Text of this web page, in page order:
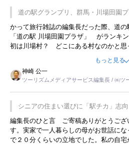
道の駅グランプリ、群馬・川場田園
かって旅行雑誌の編集長だった際、道
「道の駅 川場田園プラザ」 がランキ
初は川場村？ どこにある村なのかと思
永井 彰一社長にインタビューしたら、
した。プレゼンも巧みで、今でも思い
は、従業員に東京ディズニーランドを
の何かを理解してもらっていることで
プレミアムヨーグルトを販売するにあ
です。永井社長は、駐車場に都内ナン
ことに目をつけ、高級商品でも売れると
事を懐かしく読みました。
もっと見る
神崎 公一
ツーリズムメディアサービス編集長 / ㈱ツ
シニアの住まい選びに「駅チカ」志
暮らし
編集長のひと言 ご寄稿ありがとうござ
す。実家で一人暮らしの母がお世話に
で２０分くらいの立地でした。私の自